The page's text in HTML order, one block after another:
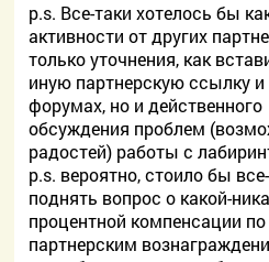
p.s. Все-таки хотелось бы
активности от других
только уточнения, как
иную партнерскую ссылку и
форумах, но и действенного
обсуждения проблем
радостей) работы с
p.s. вероятно, стоило бы
поднять вопрос о какой-
процентной компенсации по
партнерским